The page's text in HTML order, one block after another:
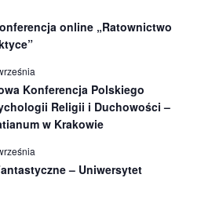
online „Ratownictwo
Konferencja Polskiego
Religii i Duchowości –
w Krakowie
– Uniwersytet